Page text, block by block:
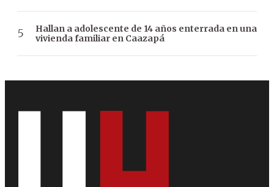
Hallan a adolescente de 14 años enterrada en una
vivienda familiar en Caazapá